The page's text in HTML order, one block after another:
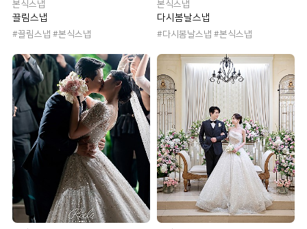
본식스냅
끌림스냅
#끌림스냅 #본식스냅
본식스냅
다시봄날스냅
#다시봄날스냅 #본식스냅